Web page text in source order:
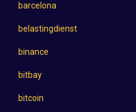
barcelona
belastingdienst
binance
bitbay
bitcoin